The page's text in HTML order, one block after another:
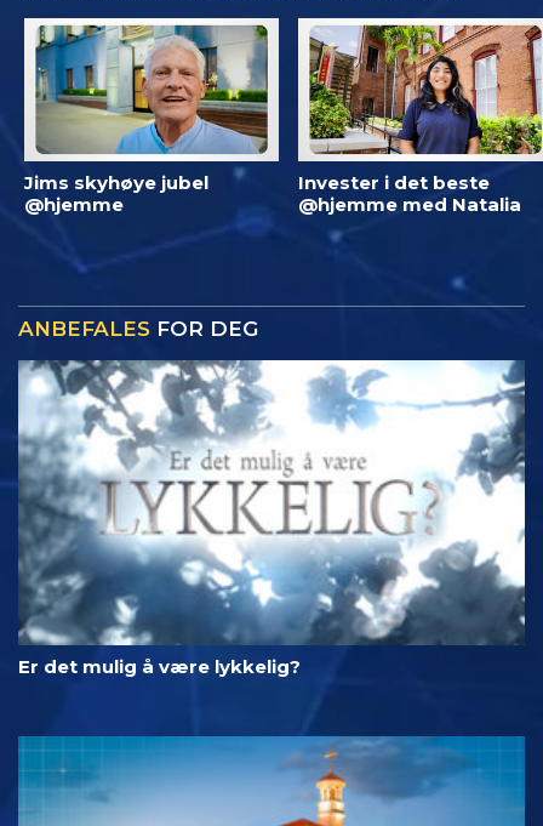
Jims skyhøye jubel
@hjemme
Invester i det beste
@hjemme med Natalia
ANBEFALES FOR DEG
Er det mulig å være lykkelig?